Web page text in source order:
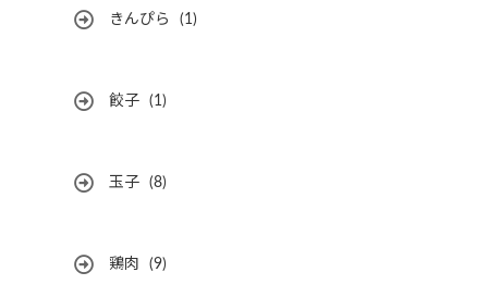
きんぴら (1)
餃子 (1)
玉子 (8)
鶏肉 (9)